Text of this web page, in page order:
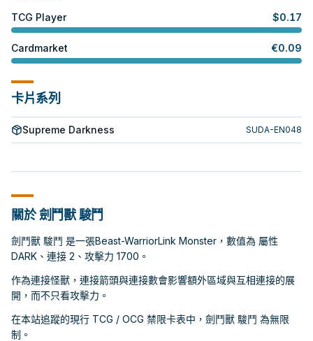
TCG Player $0.17
Cardmarket €0.09
卡片系列
Supreme Darkness SUDA-EN048
關於 劍鬥獸 駿鬥
劍鬥獸 駿鬥 是一張Beast-WarriorLink Monster，數值為 屬性
DARK、連接 2、攻擊力 1700。
作為連接怪獸，連接箭頭與連接數會影響額外區域與互相連接的展
開，而不只看攻擊力。
在本站追蹤的現行 TCG / OCG 禁限卡表中，劍鬥獸 駿鬥 為無限
制。